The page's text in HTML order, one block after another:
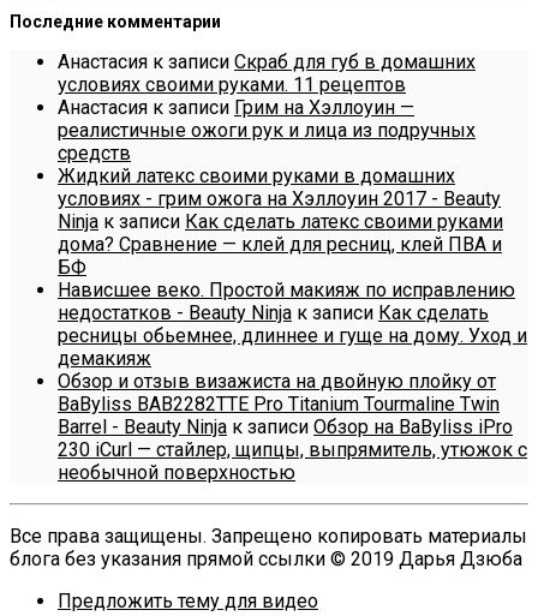
Последние комментарии
Анастасия к записи Скраб для губ в домашних
условиях своими руками. 11 рецептов
Анастасия к записи Грим на Хэллоуин —
реалистичные ожоги рук и лица из подручных
средств
Жидкий латекс своими руками в домашних
условиях - грим ожога на Хэллоуин 2017 - Beauty
Ninja к записи Как сделать латекс своими руками
дома? Сравнение — клей для ресниц, клей ПВА и
БФ
Нависшее веко. Простой макияж по исправлению
недостатков - Beauty Ninja к записи Как сделать
ресницы обьемнее, длиннее и гуще на дому. Уход и
демакияж
Обзор и отзыв визажиста на двойную плойку от
BaByliss BAB2282TTE Pro Titanium Tourmaline Twin
Barrel - Beauty Ninja к записи Обзор на BaByliss iPro
230 iCurl — стайлер, щипцы, выпрямитель, утюжок с
необычной поверхностью
Все права защищены. Запрещено копировать материалы
блога без указания прямой ссылки © 2019 Дарья Дзюба
Предложить тему для видео